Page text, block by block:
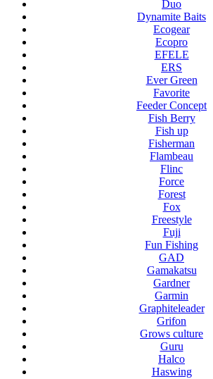
Duo
Dynamite Baits
Ecogear
Ecopro
EFELE
ERS
Ever Green
Favorite
Feeder Concept
Fish Berry
Fish up
Fisherman
Flambeau
Flinc
Force
Forest
Fox
Freestyle
Fuji
Fun Fishing
GAD
Gamakatsu
Gardner
Garmin
Graphiteleader
Grifon
Grows culture
Guru
Halco
Haswing